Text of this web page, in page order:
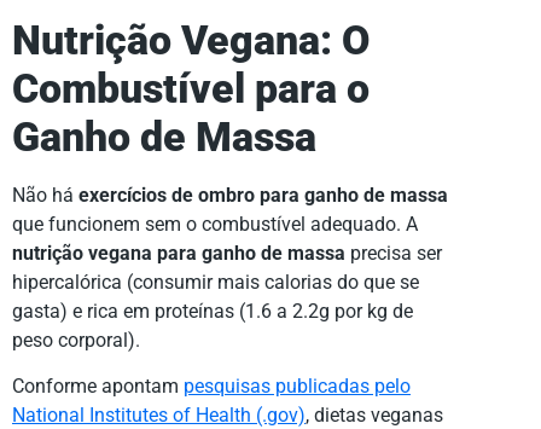
Nutrição Vegana: O
Combustível para o
Ganho de Massa
Não há exercícios de ombro para ganho de massa
que funcionem sem o combustível adequado. A
nutrição vegana para ganho de massa precisa ser
hipercalórica (consumir mais calorias do que se
gasta) e rica em proteínas (1.6 a 2.2g por kg de
peso corporal).
Conforme apontam pesquisas publicadas pelo
National Institutes of Health (.gov), dietas veganas